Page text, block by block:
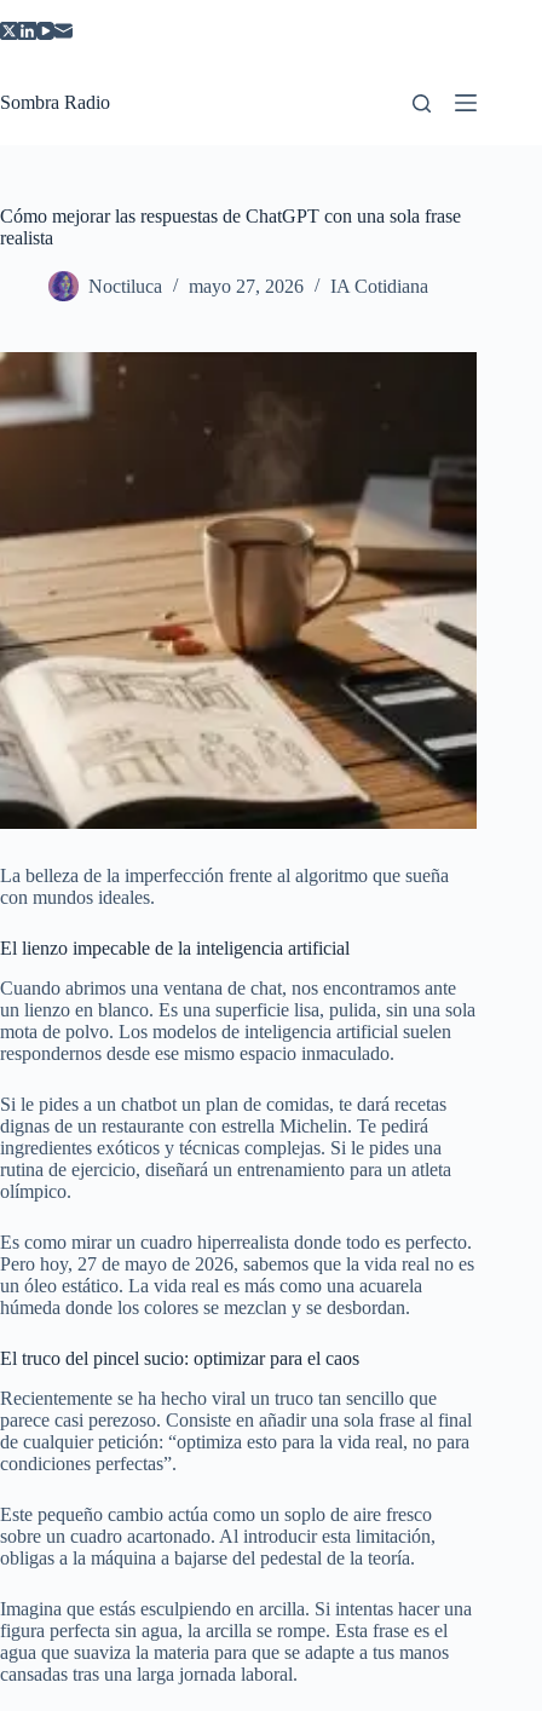
al
Sombra Radio
Cómo mejorar las respuestas de ChatGPT con una sola frase
realista
Noctiluca mayo 27, 2026 IA Cotidiana
La belleza de la imperfección frente al algoritmo que sueña
con mundos ideales.
El lienzo impecable de la inteligencia artificial
Cuando abrimos una ventana de chat, nos encontramos ante
un lienzo en blanco. Es una superficie lisa, pulida, sin una sola
mota de polvo. Los modelos de inteligencia artificial suelen
respondernos desde ese mismo espacio inmaculado.
Si le pides a un chatbot un plan de comidas, te dará recetas
dignas de un restaurante con estrella Michelin. Te pedirá
ingredientes exóticos y técnicas complejas. Si le pides una
rutina de ejercicio, diseñará un entrenamiento para un atleta
olímpico.
Es como mirar un cuadro hiperrealista donde todo es perfecto.
Pero hoy, 27 de mayo de 2026, sabemos que la vida real no es
un óleo estático. La vida real es más como una acuarela
húmeda donde los colores se mezclan y se desbordan.
El truco del pincel sucio: optimizar para el caos
Recientemente se ha hecho viral un truco tan sencillo que
parece casi perezoso. Consiste en añadir una sola frase al final
de cualquier petición: “optimiza esto para la vida real, no para
condiciones perfectas”.
Este pequeño cambio actúa como un soplo de aire fresco
sobre un cuadro acartonado. Al introducir esta limitación,
obligas a la máquina a bajarse del pedestal de la teoría.
Imagina que estás esculpiendo en arcilla. Si intentas hacer una
figura perfecta sin agua, la arcilla se rompe. Esta frase es el
agua que suaviza la materia para que se adapte a tus manos
cansadas tras una larga jornada laboral.